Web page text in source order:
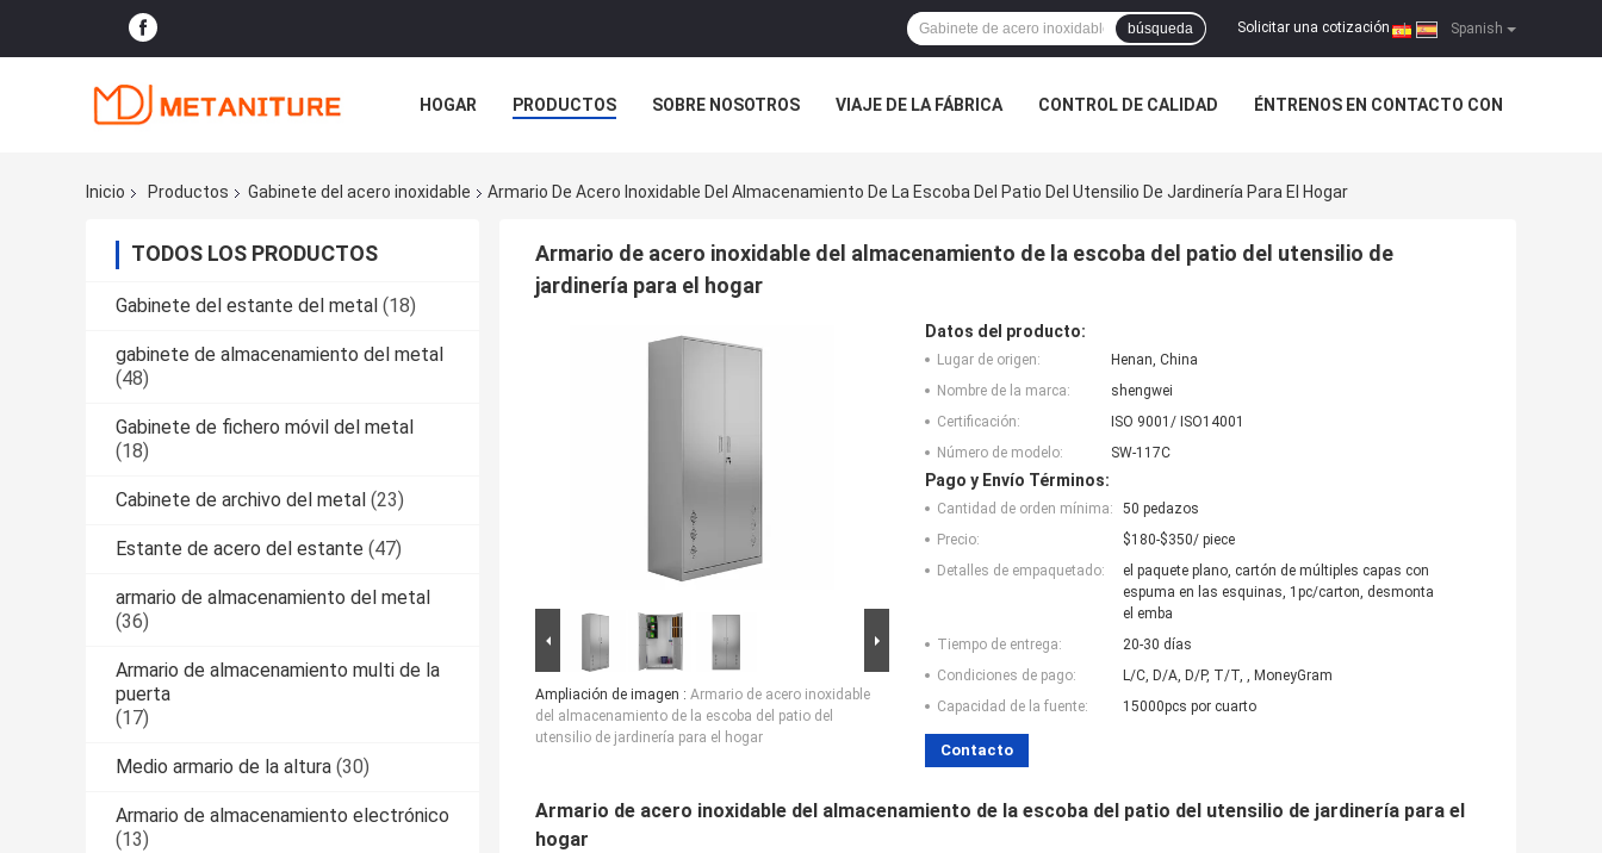
Spanish
Solicitar una cotización |
búsqueda
HOGAR PRODUCTOS SOBRE NOSOTROS VIAJE DE LA FÁBRICA CONTROL DE CALIDAD ÉNTRENOS EN CONTACTO CON
Inicio
Productos Gabinete del acero inoxidable Armario De Acero Inoxidable Del Almacenamiento De La Escoba Del Patio Del Utensilio De Jardinería Para El Hogar
TODOS LOS PRODUCTOS
Gabinete del estante del metal (18)
gabinete de almacenamiento del metal
(48)
Gabinete de fichero móvil del metal
(18)
Cabinete de archivo del metal (23)
Estante de acero del estante (47)
armario de almacenamiento del metal
(36)
Armario de almacenamiento multi de la
puerta
(17)
Medio armario de la altura (30)
Armario de almacenamiento electrónico
(13)
Armario de acero inoxidable del almacenamiento de la escoba del patio del utensilio de
jardinería para el hogar
Ampliación de imagen : Armario de acero inoxidable
del almacenamiento de la escoba del patio del
utensilio de jardinería para el hogar
Datos del producto:
Lugar de origen:
Henan, China
Nombre de la marca:
shengwei
Certificación:
ISO 9001/ ISO14001
Número de modelo:
SW-117C
Pago y Envío Términos:
Cantidad de orden mínima:
50 pedazos
Precio:
$180-$350/ piece
Detalles de empaquetado:
el paquete plano, cartón de múltiples capas con
espuma en las esquinas, 1pc/carton, desmonta
el emba
Tiempo de entrega:
20-30 días
Condiciones de pago:
L/C, D/A, D/P, T/T, , MoneyGram
Capacidad de la fuente:
15000pcs por cuarto
Contacto
Armario de acero inoxidable del almacenamiento de la escoba del patio del utensilio de jardinería para el
hogar